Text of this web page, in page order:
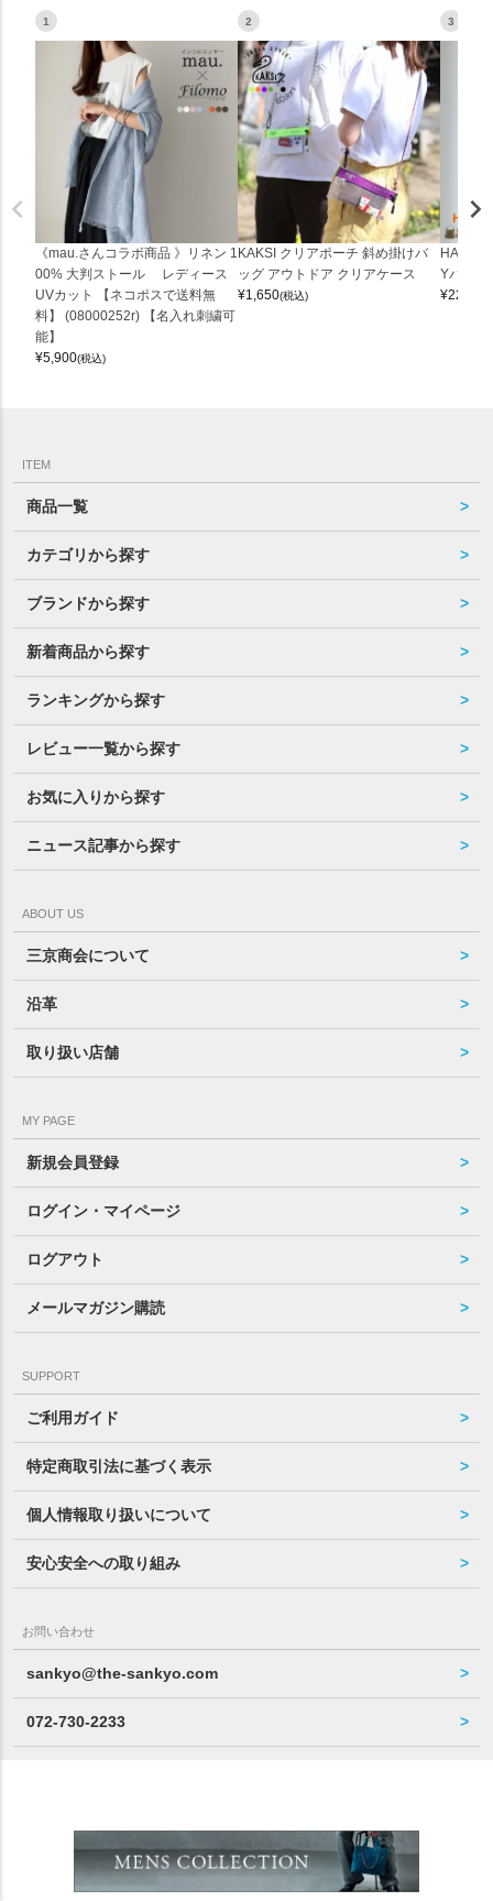
1
《mau.さんコラボ商品 》リネン 1
00% 大判ストール レディース
UVカット 【ネコポスで送料無
料】 (08000252r) 【名入れ刺繍可
能】
¥5,900(税込)
2
KAKSI クリアポーチ 斜め掛けバ
ッグ アウトドア クリアケース
¥1,650(税込)
3
Yバッグ
¥22,000
ITEM
商品一覧
カテゴリから探す
ブランドから探す
新着商品から探す
ランキングから探す
レビュー一覧から探す
お気に入りから探す
ニュース記事から探す
ABOUT US
三京商会について
沿革
取り扱い店舗
MY PAGE
新規会員登録
ログイン・マイページ
ログアウト
メールマガジン購読
SUPPORT
ご利用ガイド
特定商取引法に基づく表示
個人情報取り扱いについて
安心安全への取り組み
お問い合わせ
sankyo@the-sankyo.com
072-730-2233